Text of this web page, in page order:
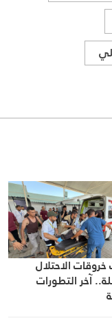
الاحتلال
آخر التطورات